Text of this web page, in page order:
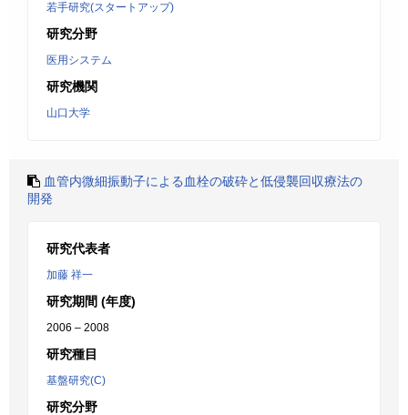
若手研究(スタートアップ)
研究分野
医用システム
研究機関
山口大学
血管内微細振動子による血栓の破砕と低侵襲回収療法の
開発
研究代表者
加藤 祥一
研究期間 (年度)
2006 – 2008
研究種目
基盤研究(C)
研究分野